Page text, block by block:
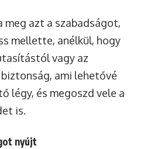
meg azt a szabadságot,
mellette, anélkül, hogy
vagy az
ami lehetővé
légy, és megoszd vele a
is.
nyújt